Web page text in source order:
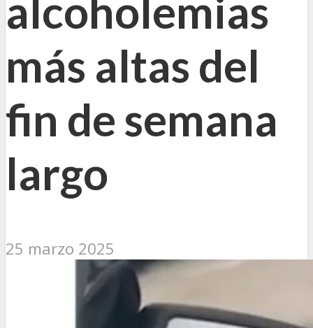
alcoholemias
más altas del
fin de semana
largo
25 marzo 2025